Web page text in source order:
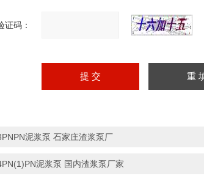
证码：
泥浆泵 石家庄渣浆泵厂
泥浆泵 国内渣浆泵厂家